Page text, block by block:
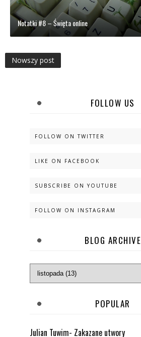
Notatki #8 – Święta online
Nowszy post
FOLLOW US
FOLLOW ON TWITTER
LIKE ON FACEBOOK
SUBSCRIBE ON YOUTUBE
FOLLOW ON INSTAGRAM
BLOG ARCHIVE
POPULAR
Julian Tuwim- Zakazane utwory